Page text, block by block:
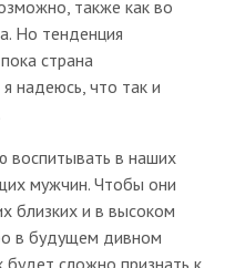
также как во
Но тенденция
страна
надеюсь, что так и
воспитывать в наших
мужчин. Чтобы они
близких и в высоком
в будущем дивном
сложно признать к